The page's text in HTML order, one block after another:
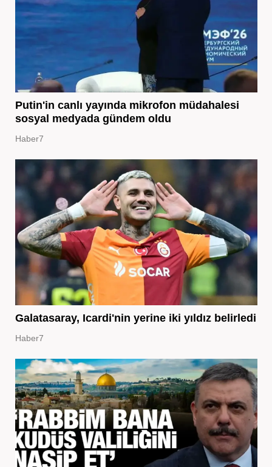
Putin'in canlı yayında mikrofon müdahalesi
sosyal medyada gündem oldu
Haber7
Galatasaray, Icardi'nin yerine iki yıldız belirledi
Haber7